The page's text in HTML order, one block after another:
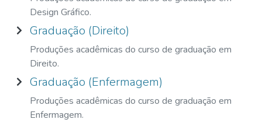
Design Gráfico.
Graduação (Direito)
Produções acadêmicas do curso de graduação em
Direito.
Graduação (Enfermagem)
Produções acadêmicas do curso de graduação em
Enfermagem.